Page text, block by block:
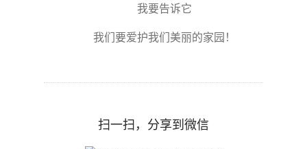
我要告诉它
我们要爱护我们美丽的家园！
扫一扫，分享到微信